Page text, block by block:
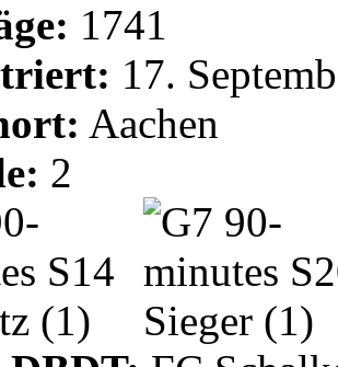
1741
17.
Aachen
2